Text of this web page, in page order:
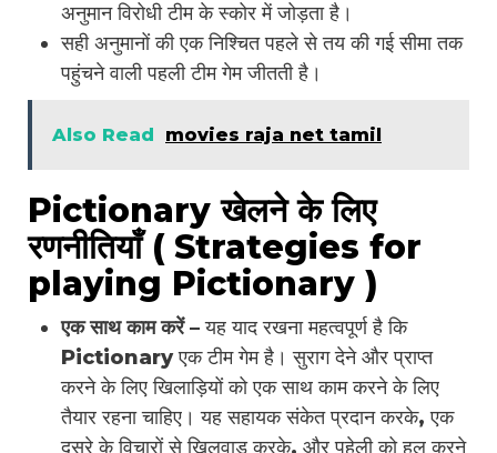
अनुमान विरोधी टीम के स्कोर में जोड़ता है।
सही अनुमानों की एक निश्चित पहले से तय की गई सीमा तक
पहुंचने वाली पहली टीम गेम जीतती है।
Also Read movies raja net tamil
Pictionary खेलने के लिए
रणनीतियाँ ( Strategies for
playing Pictionary )
एक साथ काम करें– यह याद रखना महत्वपूर्ण है कि
Pictionary एक टीम गेम है। सुराग देने और प्राप्त
करने के लिए खिलाड़ियों को एक साथ काम करने के लिए
तैयार रहना चाहिए। यह सहायक संकेत प्रदान करके, एक
दूसरे के विचारों से खिलवाड़ करके, और पहेली को हल करने